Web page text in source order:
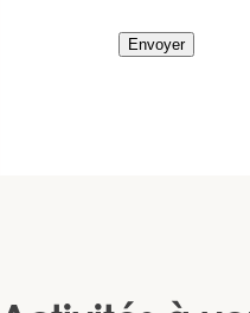
Envoyer